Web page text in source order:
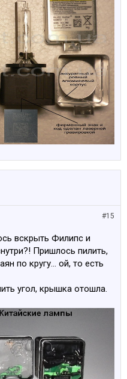
#15
вскрыть Филипс и
Пришлось пилить,
по кругу... ой, то есть
угол, крышка отошла.